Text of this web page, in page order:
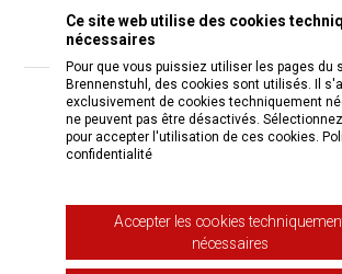
Cet article vous a-t-il été
Vous avez d’autres questions ?
Ce site web utilise des cookies
nécessaires
Pour que vous puissiez utiliser les pages du
Brennenstuhl, des cookies sont utilisés. Il
exclusivement de cookies techniquement
ne peuvent pas être désactivés.
pour accepter l'utilisation de ces cookies.
confidentialité
Accepter les cookies
nécessaires